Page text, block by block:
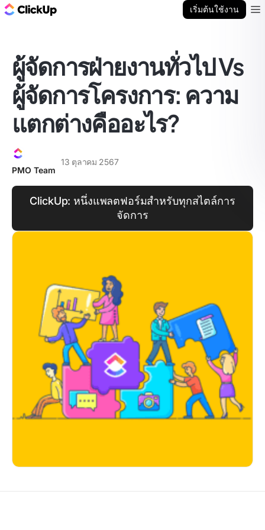
เริ่มต้นใช้งาน
ผู้จัดการฝ่ายงานทั่วไป Vs
ผู้จัดการโครงการ: ความ
แตกต่างคืออะไร?
PMO Team
13 ตุลาคม 2567
ClickUp: หนึ่งแพลตฟอร์มสำหรับทุกสไตล์การ
จัดการ